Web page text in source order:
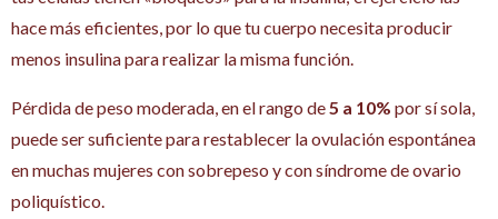
hace más eficientes, por lo que tu cuerpo necesita producir
menos insulina para realizar la misma función.
Pérdida de peso moderada, en el rango de 5 a 10% por sí sola,
puede ser suficiente para restablecer la ovulación espontánea
en muchas mujeres con sobrepeso y con síndrome de ovario
poliquístico.